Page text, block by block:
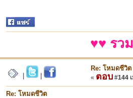
♥♥ รว
Re: โหมดชีวิต
« ตอบ #144
Re: โหมดชีวิต